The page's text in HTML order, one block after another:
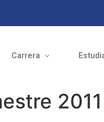
Carrera
2011